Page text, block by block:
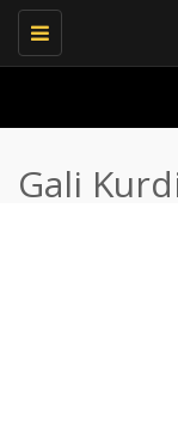
Toggle
navigation
Gali